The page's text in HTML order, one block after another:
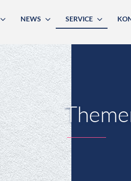
NEWS SERVICE